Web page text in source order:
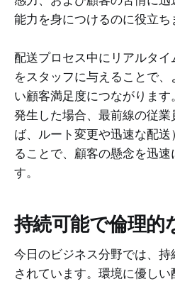
能力を身につけるのに役立ち
配送プロセス中にリアルタ
をスタッフに与えることで
い顧客満足度につながりま
発生した場合、最前線の従業
ば、ルート変更や迅速な配
ることで、顧客の懸念を迅
す。
持続可能で倫理的
今日のビジネス分野では、
されています。環境に優し